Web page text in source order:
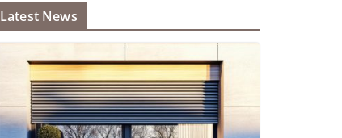
Latest News